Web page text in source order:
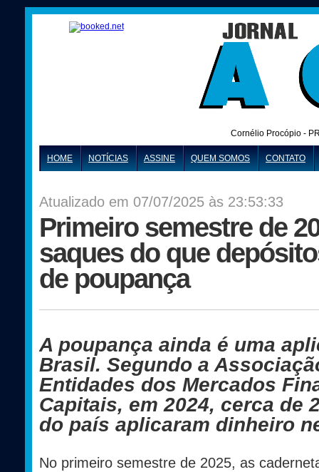
Cornélio Procópio -
HOME NOTÍCIAS ASSINE QUEM SOMOS CONTATO
Atualizado em 07/07/2025 às 23:53:33
Primeiro semestre de
saques do que
de poupança
A poupança ainda é uma
Brasil. Segundo a
Entidades dos Mercados
Capitais, em 2024, cerca de
do país aplicaram dinheiro
No primeiro semestre de 2025, as